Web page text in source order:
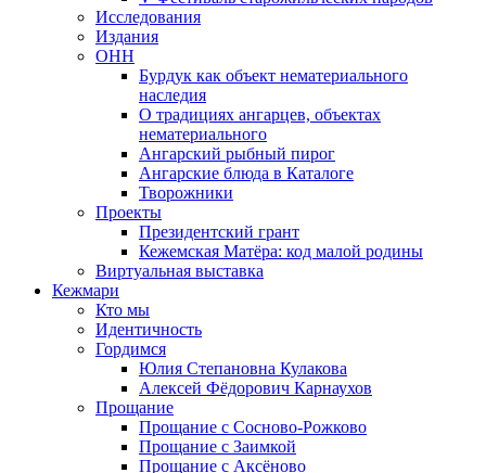
Исследования
Издания
ОНН
Бурдук как объект нематериального
наследия
О традициях ангарцев, объектах
нематериального
Ангарский рыбный пирог
Ангарские блюда в Каталоге
Творожники
Проекты
Президентский грант
Кежемская Матёра: код малой родины
Виртуальная выставка
Кежмари
Кто мы
Идентичность
Гордимся
Юлия Степановна Кулакова
Алексей Фёдорович Карнаухов
Прощание
Прощание с Сосново-Рожково
Прощание с Заимкой
Прощание с Аксёново